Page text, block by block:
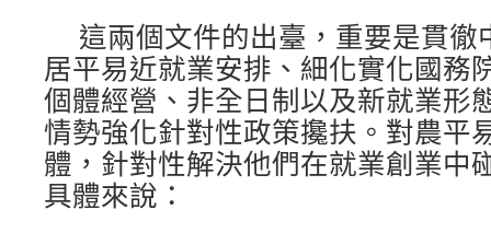
這兩個文件的出臺，重要是貫
居平易近就業安排、細化實化國務
個體經營、非全日制以及新就業形
情勢強化針對性政策攙扶。對農平
體，針對性解決他們在就業創業中
具體來說：